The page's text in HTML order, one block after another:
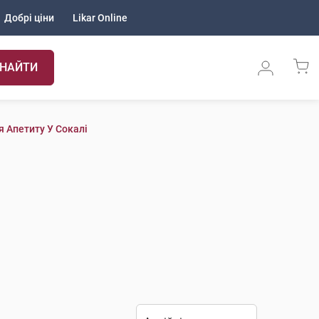
Добрі ціни Likar Online
У Сокалі